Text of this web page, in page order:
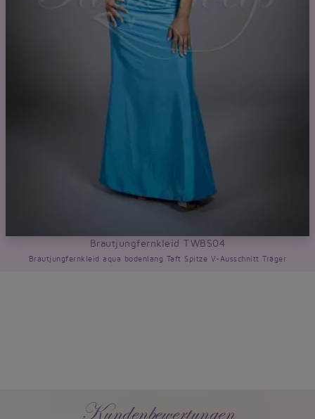
Brautjungfernkleid TWBS04
Brautjungfernkleid aqua bodenlang Taft Spitze V-Ausschnitt Träger